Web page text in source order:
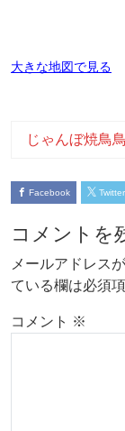
大きな地図で見る
じゃんぼ焼鳥
Facebook Twitter
コメントを
メールアドレス
ている欄は必須
コメント ※